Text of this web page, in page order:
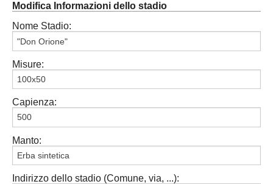
Modifica Informazioni dello stadio
Nome Stadio:
Misure:
Capienza:
Manto:
Indirizzo dello stadio (Comune, via, ...):